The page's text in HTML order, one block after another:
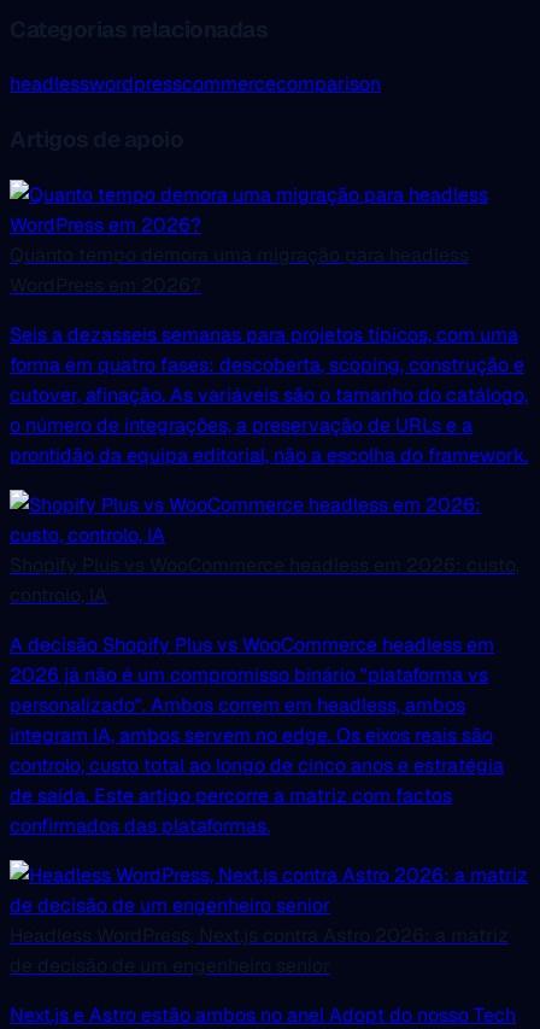
headlesswordpresscommercecomparison
Seis a dezasseis semanas para projetos típicos, com uma
forma em quatro fases: descoberta, scoping, construção e
cutover, afinação. As variáveis são o tamanho do catálogo,
o número de integrações, a preservação de URLs e a
prontidão da equipa editorial, não a escolha do framework.
A decisão Shopify Plus vs WooCommerce headless em
2026 já não é um compromisso binário "plataforma vs
personalizado". Ambos correm em headless, ambos
integram IA, ambos servem no edge. Os eixos reais são
controlo, custo total ao longo de cinco anos e estratégia
de saída. Este artigo percorre a matriz com factos
confirmados das plataformas.
Next.js e Astro estão ambos no anel Adopt do nosso Tech